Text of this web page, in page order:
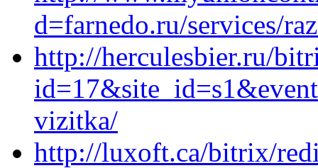
d=farnedo.ru/services/
http://herculesbier.ru/
vizitka/
http://luxoft.ca/bitrix/